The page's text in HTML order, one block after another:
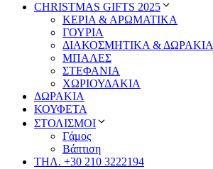
CHRISTMAS GIFTS 2025
ΚΕΡΙΑ & ΑΡΩΜΑΤΙΚΑ
ΓΟΥΡΙΑ
ΔΙΑΚΟΣΜΗΤΙΚΑ & ΔΩΡΑΚΙΑ
ΜΠΑΛΕΣ
ΣΤΕΦΑΝΙΑ
ΧΩΡΙΟΥΔΑΚΙΑ
ΔΩΡΑΚΙΑ
ΚΟΥΦΕΤΑ
ΣΤΟΛΙΣΜΟΙ
Γάμος
Βάπτιση
ΤΗΛ. +30 210 3222194